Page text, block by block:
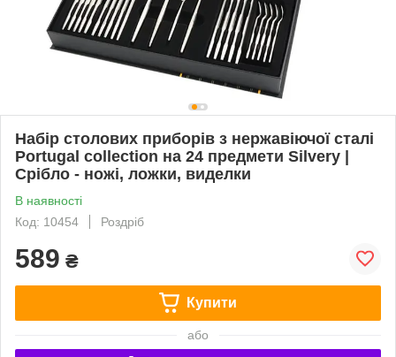
Набір столових приборів з нержавіючої сталі
Portugal collection на 24 предмети Silvery |
Срібло - ножі, ложки, виделки
В наявності
Код: 10454
Роздріб
589 ₴
Купити
або